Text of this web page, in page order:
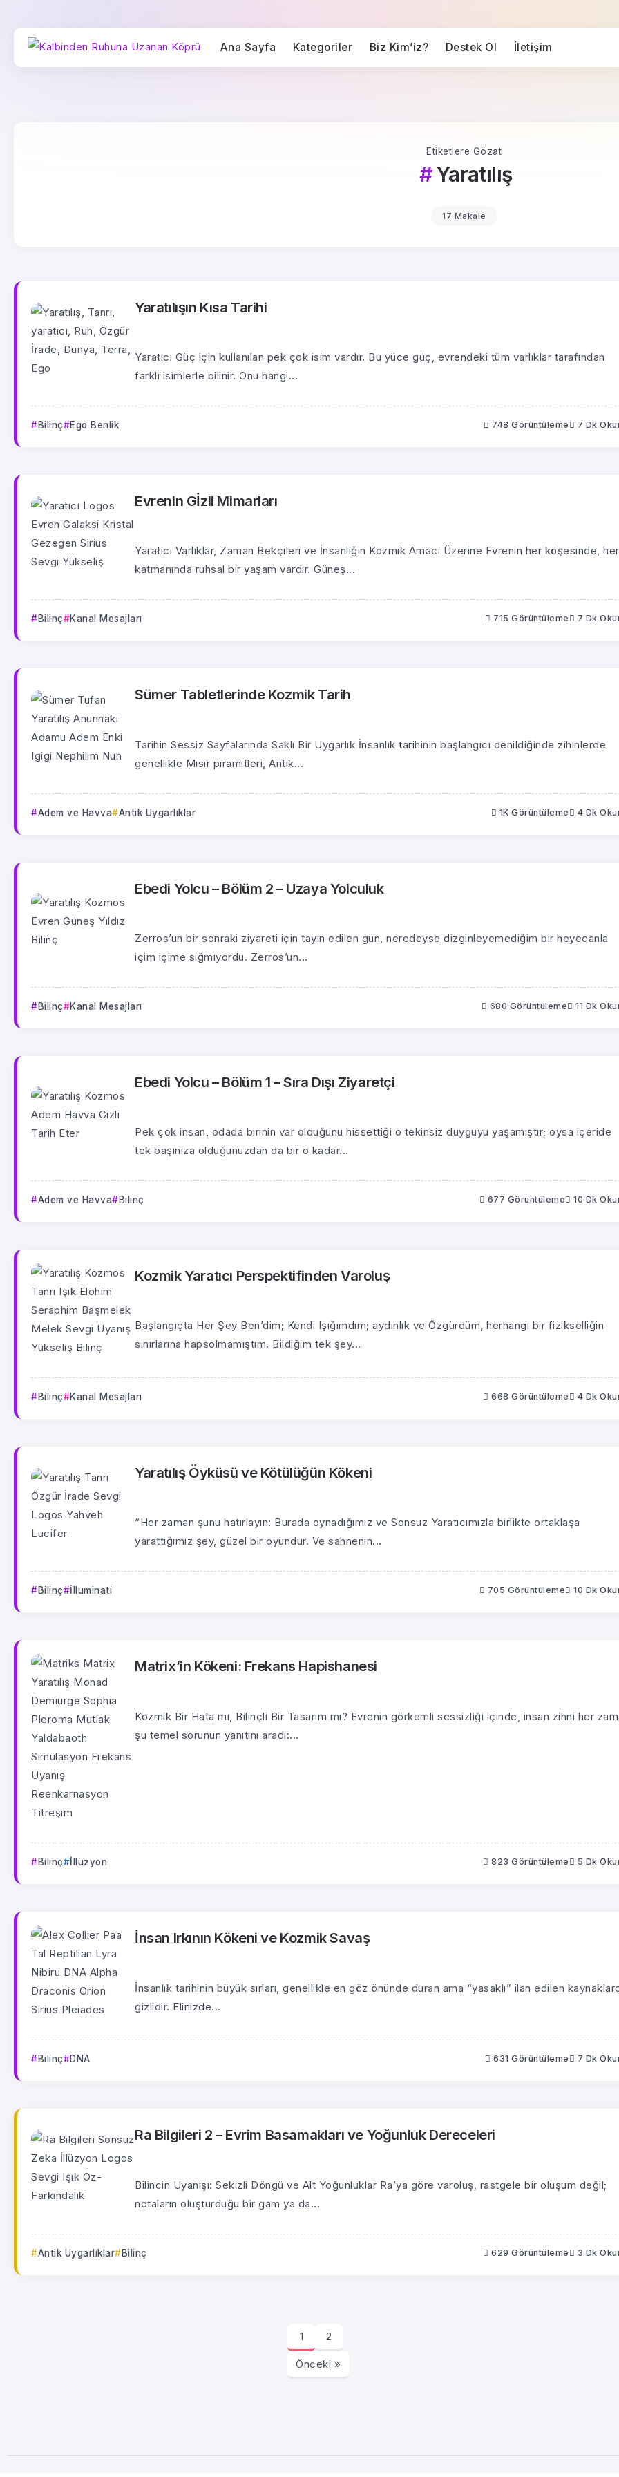
Ana Sayfa Kategoriler Biz Kim’iz? Destek Ol İletişim
Etiketlere Gözat
Yaratılış
17 Makale
Yaratılışın Kısa Tarihi
Yaratıcı Güç için kullanılan pek çok isim vardır. Bu yüce güç, evrendeki tüm varlıklar tarafından
farklı isimlerle bilinir. Onu hangi...
Bilinç Ego Benlik 748 Görüntüleme 7 Dk
Evrenin Gİzli Mimarları
Yaratıcı Varlıklar, Zaman Bekçileri ve İnsanlığın Kozmik Amacı Üzerine Evrenin her köşesinde, her
katmanında ruhsal bir yaşam vardır. Güneş...
Bilinç Kanal Mesajları 715 Görüntüleme 7 Dk
Sümer Tabletlerinde Kozmik Tarih
Tarihin Sessiz Sayfalarında Saklı Bir Uygarlık İnsanlık tarihinin başlangıcı denildiğinde zihinlerde
genellikle Mısır piramitleri, Antik...
Adem ve Havva Antik Uygarlıklar 1K Görüntüleme 4 Dk
Ebedi Yolcu – Bölüm 2 – Uzaya Yolculuk
Zerros’un bir sonraki ziyareti için tayin edilen gün, neredeyse dizginleyemediğim bir heyecanla
içim içime sığmıyordu. Zerros’un...
Bilinç Kanal Mesajları 680 Görüntüleme 11 Dk
Ebedi Yolcu – Bölüm 1 – Sıra Dışı Ziyaretçi
Pek çok insan, odada birinin var olduğunu hissettiği o tekinsiz duyguyu yaşamıştır; oysa içeride
tek başınıza olduğunuzdan da bir o kadar...
Adem ve Havva Bilinç 677 Görüntüleme 10 Dk
Kozmik Yaratıcı Perspektifinden Varoluş
Başlangıçta Her Şey Ben’dim; Kendi Işığımdım; aydınlık ve Özgürdüm, herhangi bir fizikselliğin
sınırlarına hapsolmamıştım. Bildiğim tek şey...
Bilinç Kanal Mesajları 668 Görüntüleme 4 Dk
Yaratılış Öyküsü ve Kötülüğün Kökeni
“Her zaman şunu hatırlayın: Burada oynadığımız ve Sonsuz Yaratıcımızla birlikte ortaklaşa
yarattığımız şey, güzel bir oyundur. Ve sahnenin...
Bilinç İlluminati 705 Görüntüleme 10 Dk
Matrix’in Kökeni: Frekans Hapishanesi
Kozmik Bir Hata mı, Bilinçli Bir Tasarım mı? Evrenin görkemli sessizliği içinde, insan zihni her
şu temel sorunun yanıtını aradı:...
Bilinç İllüzyon 823 Görüntüleme 5 Dk
İnsan Irkının Kökeni ve Kozmik Savaş
İnsanlık tarihinin büyük sırları, genellikle en göz önünde duran ama “yasaklı” ilan edilen
gizlidir. Elinizde...
Bilinç DNA 631 Görüntüleme 7 Dk
Ra Bilgileri 2 – Evrim Basamakları ve Yoğunluk Dereceleri
Bilincin Uyanışı: Sekizli Döngü ve Alt Yoğunluklar Ra’ya göre varoluş, rastgele bir oluşum değil;
notaların oluşturduğu bir gam ya da...
Antik Uygarlıklar Bilinç 629 Görüntüleme 3 Dk
1 2
Önceki »